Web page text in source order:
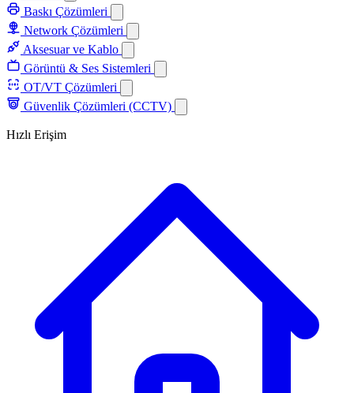
Baskı Çözümleri
Network Çözümleri
Aksesuar ve Kablo
Görüntü & Ses Sistemleri
OT/VT Çözümleri
Güvenlik Çözümleri (CCTV)
Hızlı Erişim